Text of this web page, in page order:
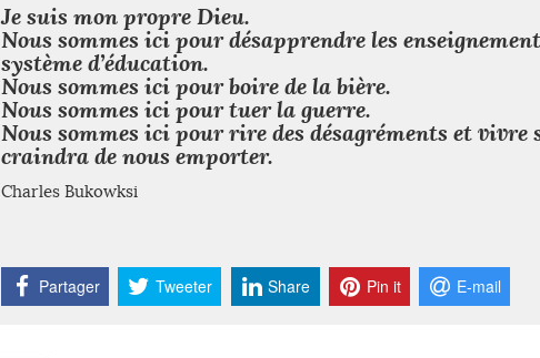
Je suis mon propre Dieu.
Nous sommes ici pour désapprendre les
système d’éducation.
Nous sommes ici pour boire de la bière.
Nous sommes ici pour tuer la guerre.
Nous sommes ici pour rire des désagréments et
craindra de nous emporter.
Charles Bukowksi
Partager Tweeter Share Pin it E-mail